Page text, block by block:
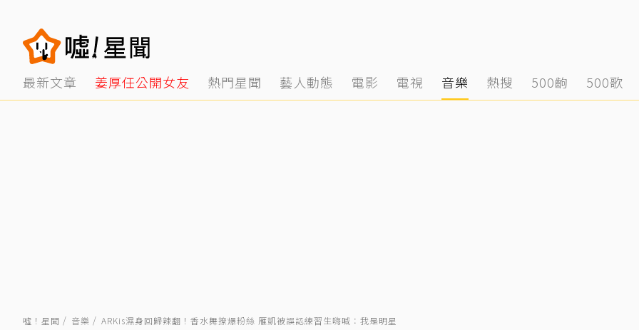
最新文章 姜厚任公開女友 熱門星聞 藝人動態 電影 電視 音樂 熱搜 500齣 500歌
噓！星聞 音樂 ARKis濕身回歸辣翻！香水舞撩爆粉絲 雁凱被誤認練習生嗨喊：我是明星